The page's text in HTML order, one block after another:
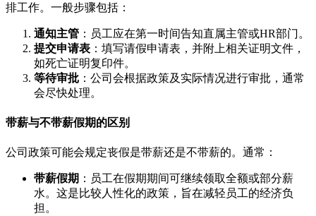
排工作。一般步骤包括：
通知主管 ：员工应在第一时间告知直属主管或HR部门。
提交申请表 ：填写请假申请表，并附上相关证明文件，
如死亡证明复印件。
等待审批 ：公司会根据政策及实际情况进行审批，通常
会尽快处理。
带薪与不带薪假期的区别
公司政策可能会规定丧假是带薪还是不带薪的。通常：
带薪假期 ：员工在假期期间可继续领取全额或部分薪
水。这是比较人性化的政策，旨在减轻员工的经济负
担。